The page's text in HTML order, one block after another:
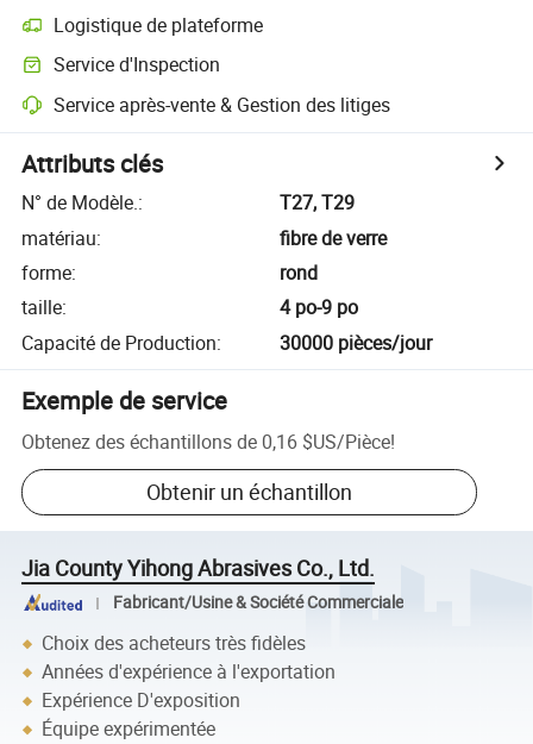
Logistique de plateforme
Service d'Inspection
Service après-vente & Gestion des litiges
Attributs clés
N° de Modèle.:
T27, T29
matériau:
fibre de verre
forme:
rond
taille:
4 po-9 po
Capacité de Production: 30000 pièces/jour
Exemple de service
Obtenez des échantillons de 0,16 $US/Pièce!
Obtenir un échantillon
Jia County Yihong Abrasives Co., Ltd.
Fabricant/Usine & Société Commerciale
Choix des acheteurs très fidèles
Années d'expérience à l'exportation
Expérience D'exposition
Équipe expérimentée